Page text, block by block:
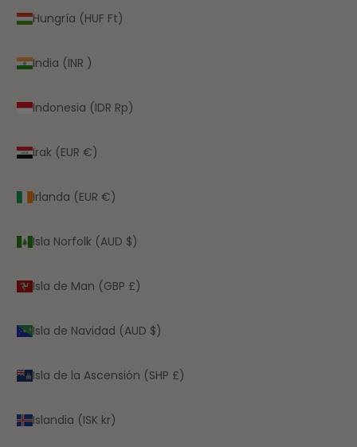
Hungría (HUF Ft)
India (INR ₹)
Indonesia (IDR Rp)
Irak (EUR €)
Irlanda (EUR €)
Isla Norfolk (AUD $)
Isla de Man (GBP £)
Isla de Navidad (AUD $)
Isla de la Ascensión (SHP £)
Islandia (ISK kr)